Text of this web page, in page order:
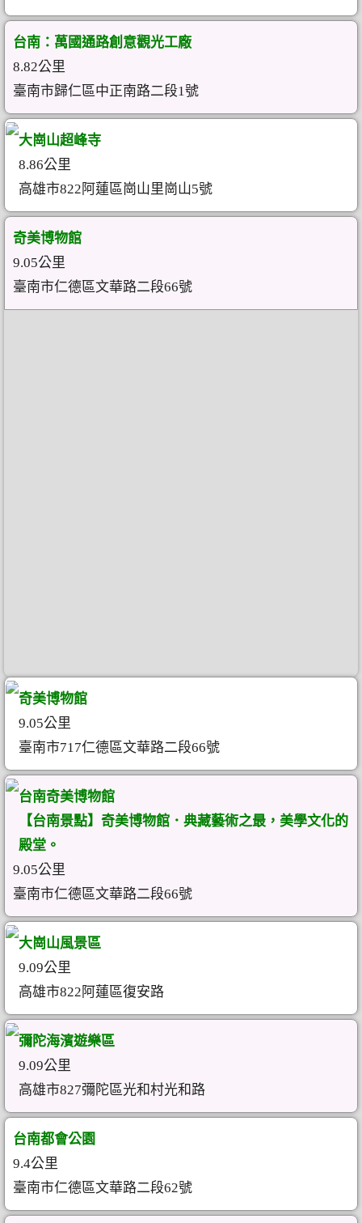
台南：萬國通路創意觀光工廠
8.82公里
臺南市歸仁區中正南路二段1號
大崗山超峰寺
8.86公里
高雄市822阿蓮區崗山里崗山5號
奇美博物館
9.05公里
臺南市仁德區文華路二段66號
奇美博物館
9.05公里
臺南市717仁德區文華路二段66號
台南奇美博物館
【台南景點】奇美博物館．典藏藝術之最，美學文化的
殿堂。
9.05公里
臺南市仁德區文華路二段66號
大崗山風景區
9.09公里
高雄市822阿蓮區復安路
彌陀海濱遊樂區
9.09公里
高雄市827彌陀區光和村光和路
台南都會公園
9.4公里
臺南市仁德區文華路二段62號